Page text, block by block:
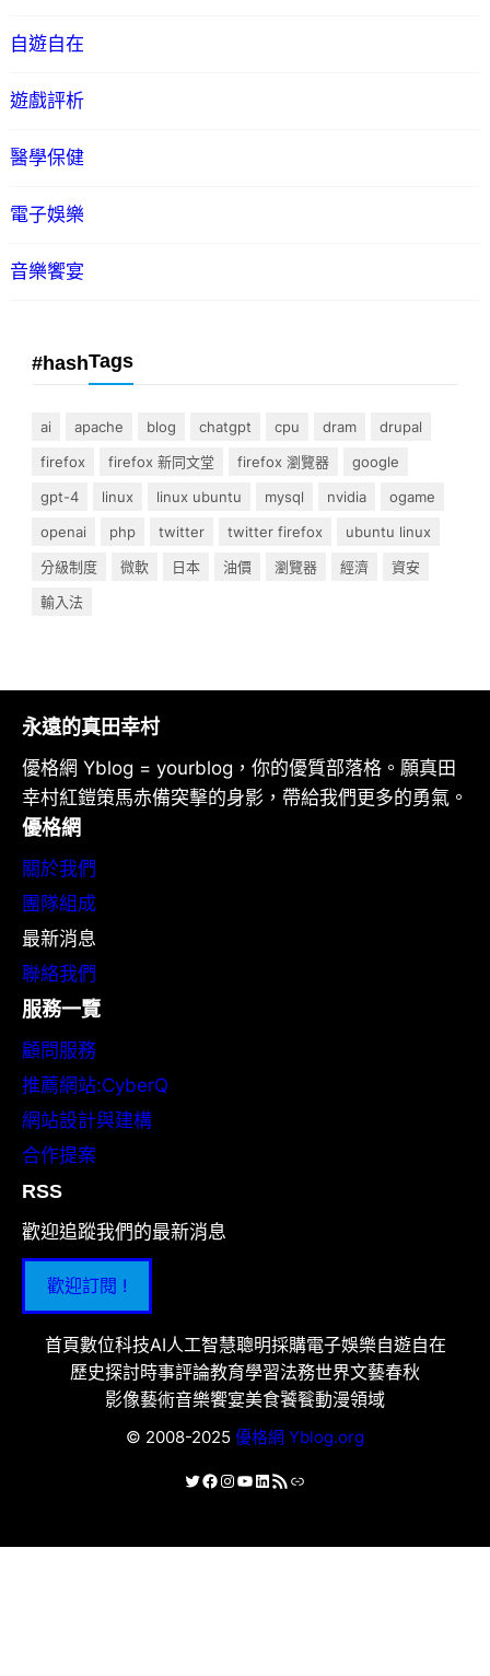
自遊自在
遊戲評析
醫學保健
電子娛樂
音樂饗宴
#hashTags
ai apache blog chatgpt cpu dram
drupal
firefox
firefox 新同文堂 firefox 瀏覽器
google
gpt-4
linux linux ubuntu mysql nvidia
ogame
openai
php twitter twitter firefox
ubuntu linux
分級制度
微軟 日本 油價 瀏覽器 經濟
資安
輸入法
永遠的真田幸村
優格網 Yblog = yourblog，你的優質部落格。願真田
幸村紅鎧策馬赤備突擊的身影，帶給我們更多的勇氣。
優格網
關於我們
團隊組成
最新消息
聯絡我們
服務一覽
顧問服務
推薦網站:CyberQ
網站設計與建構
合作提案
RSS
歡迎追蹤我們的最新消息
歡迎訂閱 !
首頁數位科技AI人工智慧聰明採購電子娛樂自遊自在
歷史探討時事評論教育學習法務世界文藝春秋
影像藝術音樂饗宴美食饕餮動漫領域
© 2008-2025 優格網 Yblog.org
X Facebook
Instagram
YouTube
LinkedIn
RSS 資訊提供連結